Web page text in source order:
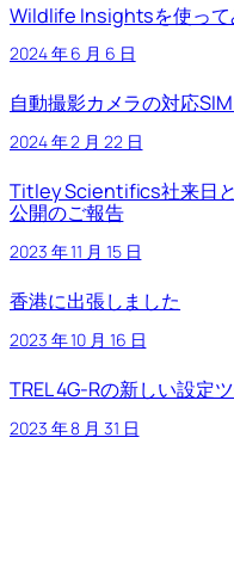
Wildlife Insightsを使って
2024 年 6 月 6 日
自動撮影カメラの対応
2024 年 2 月 22 日
Titley Scientifics社来日
公開のご報告
2023 年 11 月 15 日
香港に出張しました
2023 年 10 月 16 日
TREL 4G-Rの新しい設定
2023 年 8 月 31 日